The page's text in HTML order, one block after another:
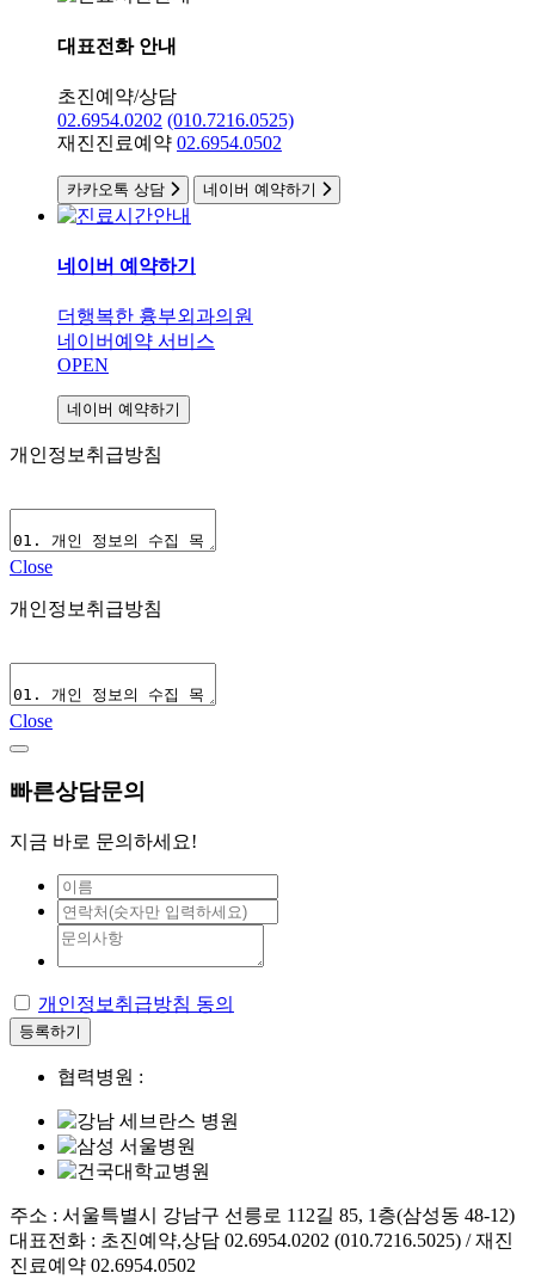
대표전화 안내
초진예약/상담
02.6954.0202 (010.7216.0525)
재진진료예약 02.6954.0502
카카오톡 상담 네이버 예약하기
네이버 예약하기
더행복한 흉부외과의원
네이버예약 서비스
OPEN
네이버 예약하기
개인정보취급방침
Close
개인정보취급방침
Close
빠른상담문의
지금 바로 문의하세요!
개인정보취급방침 동의
등록하기
협력병원 :
주소 : 서울특별시 강남구 선릉로 112길 85, 1층(삼성동 48-12)
대표전화 : 초진예약,상담 02.6954.0202 (010.7216.5025) / 재진
진료예약 02.6954.0502